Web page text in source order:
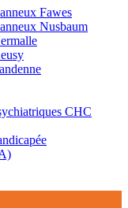
Fawes
Nusbaum
CHC